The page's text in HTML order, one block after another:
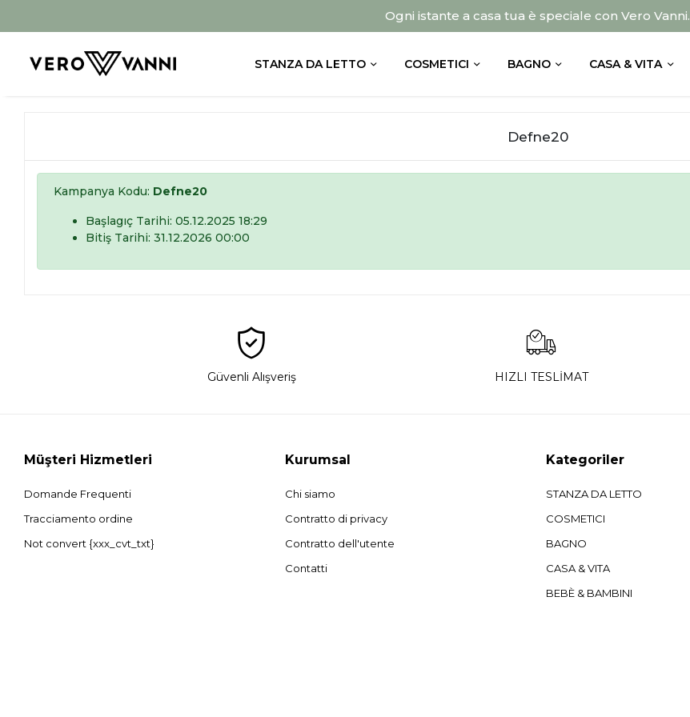
Ogni istante a casa tua è speciale con Vero Vanni.
STANZA DA LETTO COSMETICI BAGNO CASA & VITA
Defne20
Kampanya Kodu: Defne20
Başlagıç Tarihi: 05.12.2025 18:29
Bitiş Tarihi: 31.12.2026 00:00
Güvenli Alışveriş HIZLI TESLİMAT
Müşteri Hizmetleri
Domande Frequenti
Tracciamento ordine
Not convert {xxx_cvt_txt}
Kurumsal
Chi siamo
Contratto di privacy
Contratto dell'utente
Contatti
Kategoriler
STANZA DA LETTO
COSMETICI
BAGNO
CASA & VITA
BEBÈ & BAMBINI